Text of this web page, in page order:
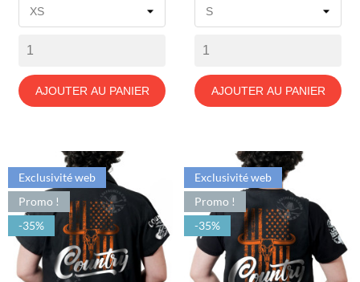
AJOUTER AU PANIER AJOUTER AU PANIER
Exclusivité web
Promo !
-35%
Exclusivité web
Promo !
-35%